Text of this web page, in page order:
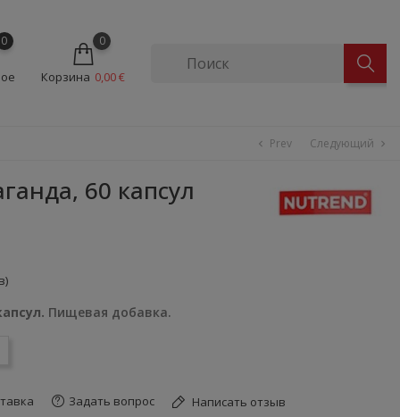
0 0
Корзина 0,00 €
chevron_left Prev Следующий chevron_right
60 капсул
Пищевая добавка.
Задать вопрос Написать отзыв